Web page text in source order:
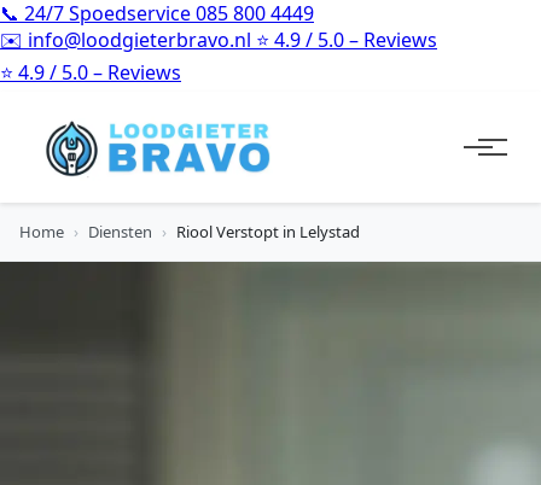
📞 24/7 Spoedservice085 800 4449
✉️ info@loodgieterbravo.nl ⭐ 4.9 / 5.0 – Reviews
⭐ 4.9 / 5.0 – Reviews
Home › Diensten › Riool Verstopt in Lelystad